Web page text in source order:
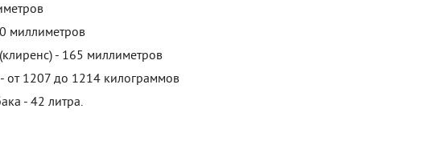
миллиметров
- 165 миллиметров
от 1207 до 1214 килограммов
- 42 литра.